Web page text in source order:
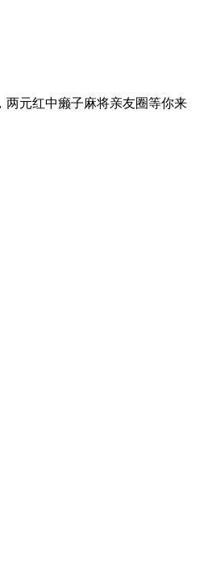
两元红中癞子麻将亲友圈等你来